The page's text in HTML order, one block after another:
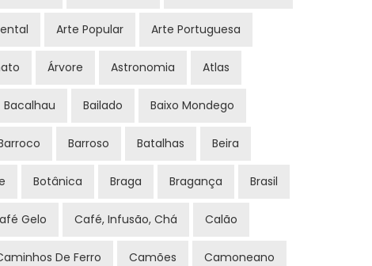
Arte Popular Arte Portuguesa
Árvore Astronomia Atlas
Bacalhau Bailado Baixo Mondego
Barroso Batalhas Beira
Botânica Braga Bragança Brasil
Gelo Café, Infusão, Chá Calão
De Ferro Camões Camoneano